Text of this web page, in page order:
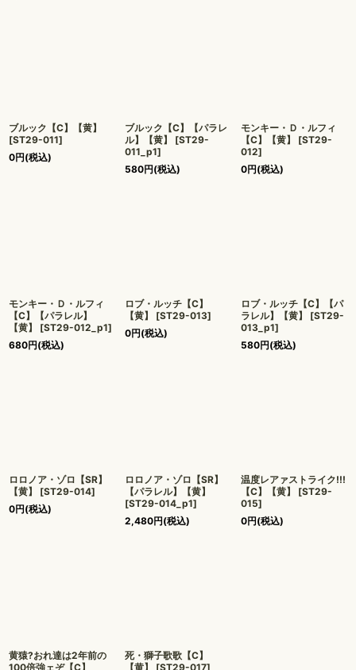
ブルック【C】【黄】
[ST29-011]
0円(税込)
ブルック【C】【パラレ
ル】【黄】
[ST29-
011_p1]
580円(税込)
モンキー・Ｄ・ルフィ
【C】【黄】
[ST29-
012]
0円(税込)
モンキー・Ｄ・ルフィ
【C】【パラレル】
【黄】
[ST29-012_p1]
680円(税込)
ロブ・ルッチ【C】
【黄】
[ST29-013]
0円(税込)
ロブ・ルッチ【C】【パ
ラレル】【黄】
[ST29-
013_p1]
580円(税込)
ロロノア・ゾロ【SR】
【黄】
[ST29-014]
0円(税込)
ロロノア・ゾロ【SR】
【パラレル】【黄】
[ST29-014_p1]
2,480円(税込)
温度レアァストライク!!!
【C】【黄】
[ST29-
015]
0円(税込)
黄猿?おれ達は2年前の
100倍強ェぞ【C】
死・獅子歌歌【C】
【黄】
[ST29-017]